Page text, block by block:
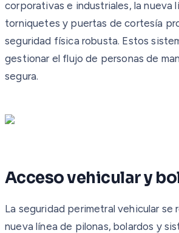
corporativas e industriales, la nueva
torniquetes y puertas de cortesía
seguridad física robusta. Estos
gestionar el flujo de personas de
segura.
Acceso vehicular y
La seguridad perimetral vehicular se
nueva línea de pilonas, bolardos y